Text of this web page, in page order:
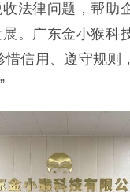
法律问题，帮助
。广东金小猴科
惜信用、遵守规则